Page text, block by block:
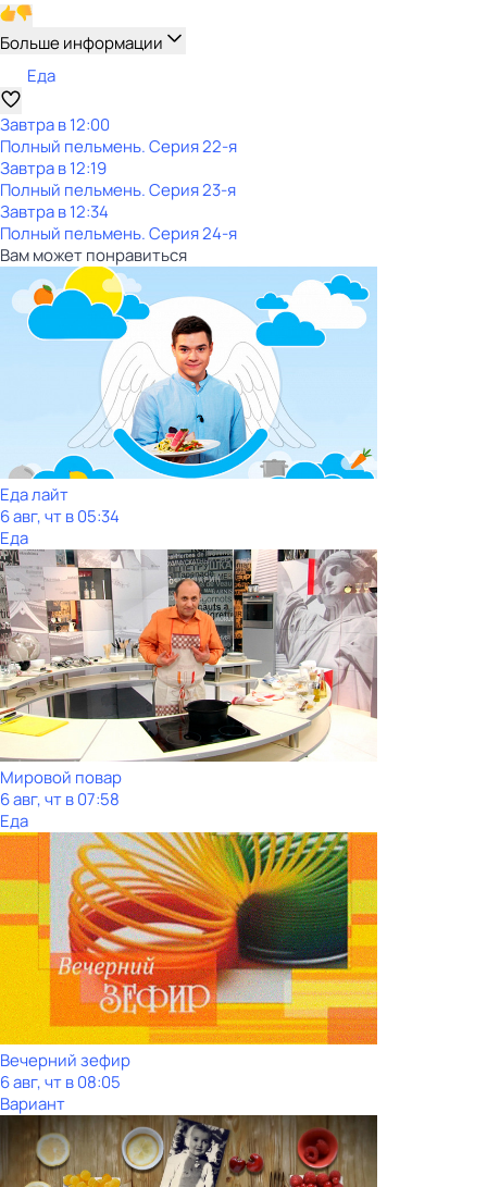
Больше информации
Еда
Завтра в 12:00
Полный пельмень. Серия 22-я
Завтра в 12:19
Полный пельмень. Серия 23-я
Завтра в 12:34
Полный пельмень. Серия 24-я
Вам может понравиться
Еда лайт
6 авг, чт в 05:34
Еда
Мировой повар
6 авг, чт в 07:58
Еда
Вечерний зефир
6 авг, чт в 08:05
Вариант